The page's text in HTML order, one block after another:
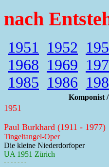
nach
1951 1952
1968 1969
1985 1986
Komponist
1951
Paul Burkhard (1911 - 1977)
Tingeltangel-Oper
Die kleine Niederdorfoper
UA 1951 Zürich
- - - - - - -